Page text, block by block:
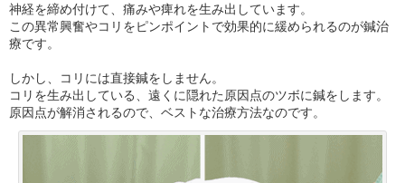
神経を締め付けて、痛みや痺れを生み出しています。
この異常興奮やコリをピンポイントで効果的に緩められるのが鍼治
療です。
しかし、コリには直接鍼をしません。
コリを生み出している、遠くに隠れた原因点のツボに鍼をします。
原因点が解消されるので、ベストな治療方法なのです。